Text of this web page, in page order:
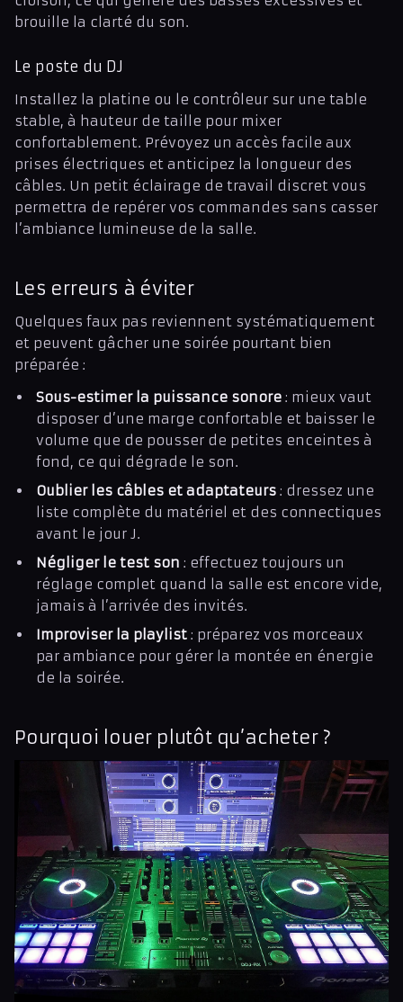
brouille la clarté du son.
Le poste du DJ
Installez la platine ou le contrôleur sur une table
stable, à hauteur de taille pour mixer
confortablement. Prévoyez un accès facile aux
prises électriques et anticipez la longueur des
câbles. Un petit éclairage de travail discret vous
permettra de repérer vos commandes sans casser
l’ambiance lumineuse de la salle.
Les erreurs à éviter
Quelques faux pas reviennent systématiquement
et peuvent gâcher une soirée pourtant bien
préparée :
Sous-estimer la puissance sonore : mieux vaut
disposer d’une marge confortable et baisser le
volume que de pousser de petites enceintes à
fond, ce qui dégrade le son.
Oublier les câbles et adaptateurs : dressez une
liste complète du matériel et des connectiques
avant le jour J.
Négliger le test son : effectuez toujours un
réglage complet quand la salle est encore vide,
jamais à l’arrivée des invités.
Improviser la playlist : préparez vos morceaux
par ambiance pour gérer la montée en énergie
de la soirée.
Pourquoi louer plutôt qu’acheter ?